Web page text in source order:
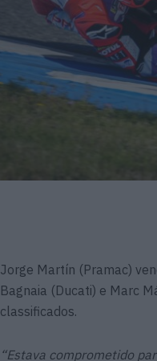
Jorge Martín (Pramac)
Bagnaia (Ducati) e Marc
classificados.
“Estava comprometido